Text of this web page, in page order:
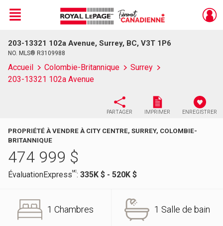
Live
En Direct
Menu
203-13321 102a Avenue, Surrey, BC, V3T 1P6
NO. MLS® R3109988
Accueil Colombie-Britannique
Surrey
203-13321 102a Avenue
PARTAGER IMPRIMER ENREGISTRER
PROPRIÉTÉ À VENDRE À CITY CENTRE, SURREY, COLOMBIE-
BRITANNIQUE
474 999 $
ÉvaluationExpressMC: 335K $ - 520K $
1 Chambres 1 Salle de bain